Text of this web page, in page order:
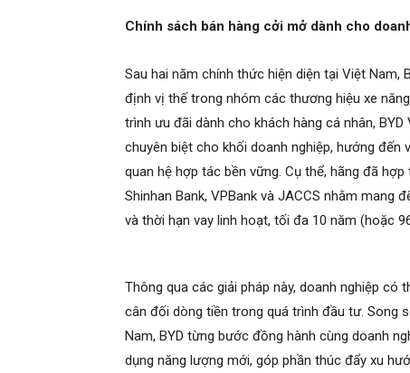
Chính sách bán hàng cởi mở dành cho
Sau hai năm chính thức hiện diện tại Việt
định vị thế trong nhóm các thương hiệu xe
trình ưu đãi dành cho khách hàng cá nhân,
chuyên biệt cho khối doanh nghiệp, hướng đến
quan hệ hợp tác bền vững. Cụ thể, hãng đã
Shinhan Bank, VPBank và JACCS nhằm mang
và thời hạn vay linh hoạt, tối đa 10 năm (hoặc
Thông qua các giải pháp này, doanh nghiệp
cân đối dòng tiền trong quá trình đầu tư. Song
Nam, BYD từng bước đồng hành cùng doanh
dụng năng lượng mới, góp phần thúc đẩy xu